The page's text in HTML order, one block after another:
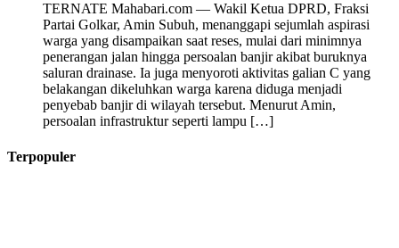
TERNATE Mahabari.com — Wakil Ketua DPRD, Fraksi
Partai Golkar, Amin Subuh, menanggapi sejumlah aspirasi
warga yang disampaikan saat reses, mulai dari minimnya
penerangan jalan hingga persoalan banjir akibat buruknya
saluran drainase. Ia juga menyoroti aktivitas galian C yang
belakangan dikeluhkan warga karena diduga menjadi
penyebab banjir di wilayah tersebut. Menurut Amin,
persoalan infrastruktur seperti lampu […]
Terpopuler